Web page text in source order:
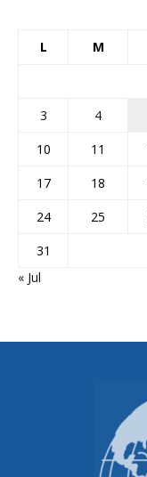
L M
3
4
10
11
17
18
24
25
31
« Jul